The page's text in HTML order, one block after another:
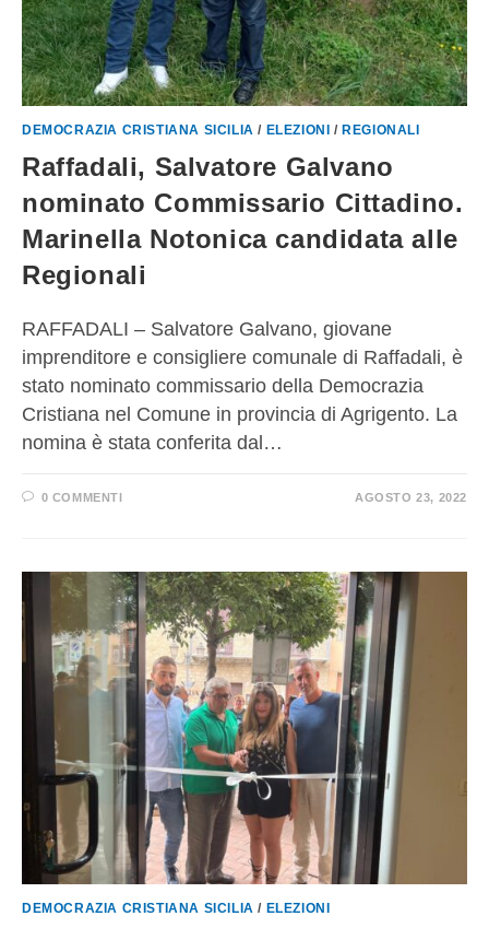
DEMOCRAZIA CRISTIANA SICILIA / ELEZIONI /REGIONALI
Raffadali, Salvatore Galvano
nominato Commissario Cittadino.
Marinella Notonica candidata alle
Regionali
RAFFADALI – Salvatore Galvano, giovane
imprenditore e consigliere comunale di Raffadali, è
stato nominato commissario della Democrazia
Cristiana nel Comune in provincia di Agrigento. La
nomina è stata conferita dal…
0 COMMENTI AGOSTO 23, 2022
DEMOCRAZIA CRISTIANA SICILIA / ELEZIONI